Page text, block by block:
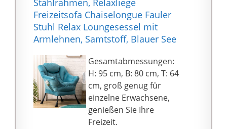
eignet sich für Groß
und Klein, und ist durch
seine Farbgebung eine
schöne Ergänzung für
Schlafzimmer und
andere Räume. Zudem
gelingt die Montage
leicht und schnell.
Stoffbezug bietet ein
High-End-Touch-Gefühl,
Rückenlehne bietet
gute
Lendenwirbelstütze. Ein
fach draufsetzen und
tolle Entspannung
genießen.
❤Spektakuläre Qualität
- Unterstützt von
Stahlrahmen, Relaxliege
Freizeitsofa Chaiselongue Fauler
Stuhl Relax Loungesessel mit
Armlehnen, Samtstoff, Blauer See
Gesamtabmessungen:
H: 95 cm, B: 80 cm, T: 64
cm, groß genug für
einzelne Erwachsene,
genießen Sie Ihre
Freizeit.